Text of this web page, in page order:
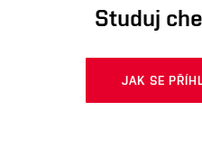
Studuj
JAK SE